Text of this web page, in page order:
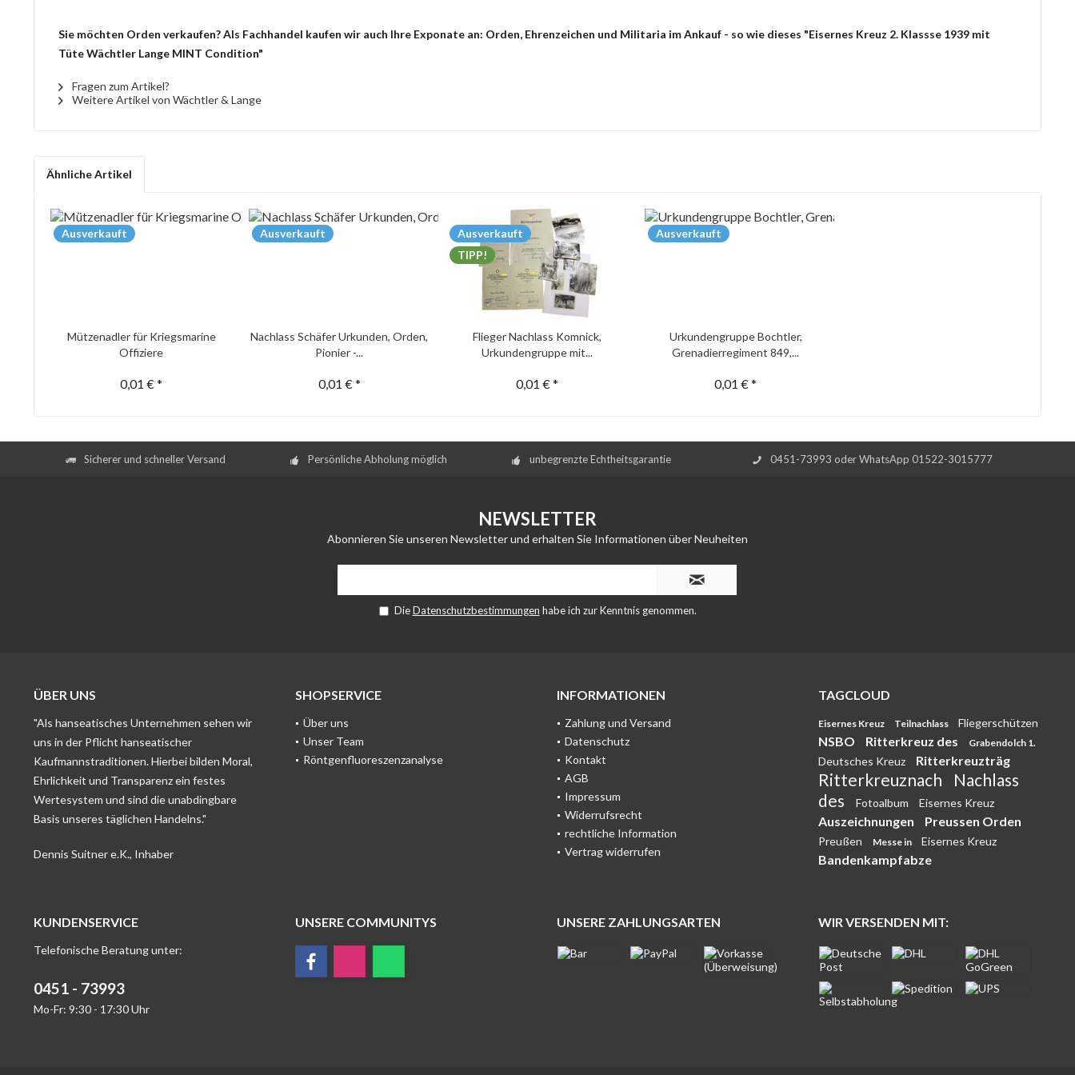
Sie möchten Orden verkaufen? Als Fachhandel kaufen wir auch Ihre Exponate an: Orden, Ehrenzeichen und Militaria im Ankauf - so wie dieses "Eisernes Kreuz 2. Klassse 1939 mit
Tüte Wächtler Lange MINT Condition"
Fragen zum Artikel?
Weitere Artikel von Wächtler & Lange
Ähnliche Artikel
Ausverkauft
Mützenadler für Kriegsmarine
Offiziere
0,01 € *
Ausverkauft
Nachlass Schäfer Urkunden, Orden,
Pionier -...
0,01 € *
Ausverkauft
TIPP!
Flieger Nachlass Komnick,
Urkundengruppe mit...
0,01 € *
Ausverkauft
Urkundengruppe Bochtler,
Grenadierregiment 849,...
0,01 € *
Sicherer und schneller Versand Persönliche Abholung möglich unbegrenzte Echtheitsgarantie 0451-73993 oder WhatsApp 01522-3015777
NEWSLETTER
Abonnieren Sie unseren Newsletter und erhalten Sie Informationen über Neuheiten
DieDatenschutzbestimmungen habe ich zur Kenntnis genommen.
ÜBER UNS
"Als hanseatisches Unternehmen sehen wir
uns in der Pflicht hanseatischer
Kaufmannstraditionen. Hierbei bilden Moral,
Ehrlichkeit und Transparenz ein festes
Wertesystem und sind die unabdingbare
Basis unseres täglichen Handelns."
Dennis Suitner e.K., Inhaber
SHOPSERVICE
Über uns
Unser Team
Röntgenfluoreszenzanalyse
INFORMATIONEN
Zahlung und Versand
Datenschutz
Kontakt
AGB
Impressum
Widerrufsrecht
rechtliche Information
Vertrag widerrufen
TAGCLOUD
Eisernes Kreuz Teilnachlass Fliegerschützen
NSBO Ritterkreuz des Grabendolch 1.
Deutsches Kreuz Ritterkreuzträg
Ritterkreuznach
Nachlass
des
Fotoalbum Eisernes Kreuz
Auszeichnungen Preussen Orden
Preußen Messe in Eisernes Kreuz
Bandenkampfabze
KUNDENSERVICE
Telefonische Beratung unter:
0451 - 73993
Mo-Fr: 9:30 - 17:30 Uhr
UNSERE COMMUNITYS UNSERE ZAHLUNGSARTEN WIR VERSENDEN MIT: